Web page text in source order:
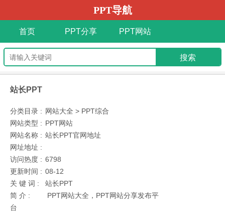
PPT导航
首页 PPT分享 PPT网站
站长PPT
分类目录 : 网站大全 > PPT综合
网站类型 : PPT网站
网站名称 : 站长PPT官网地址
网址地址 :
访问热度 : 6798
更新时间 : 08-12
关 键 词 :
站长PPT
简 介 :
PPT网站大全，PPT网站分享发布平
台